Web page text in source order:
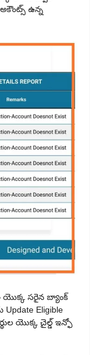
ఉన్న
యొక్క సరైన బ్యాంక్
Eligible
యొక్క చైల్డ్ ఇన్ఫో